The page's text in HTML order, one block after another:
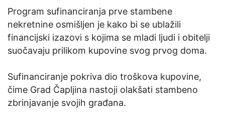
Program sufinanciranja prve stambene
nekretnine osmišljen je kako bi se ublažili
financijski izazovi s kojima se mladi ljudi i obitelji
suočavaju prilikom kupovine svog prvog doma.
Sufinanciranje pokriva dio troškova kupovine,
čime Grad Čapljina nastoji olakšati stambeno
zbrinjavanje svojih građana.